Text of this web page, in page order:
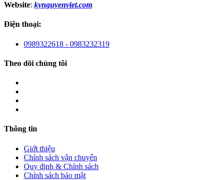
Website: kynguyenviet.com
Điện thoại:
0989322618 - 0983232319
Theo dõi chúng tôi
Thông tin
Giới thiệu
Chính sách vận chuyển
Quy định & Chính sách
Chính sách bảo mật